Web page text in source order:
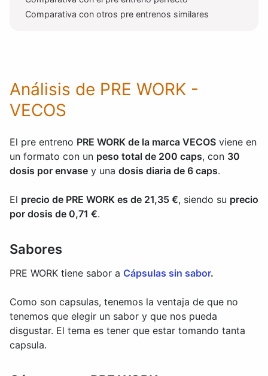
Comparativa con otros pre entrenos similares
Análisis de PRE WORK -
VECOS
El pre entreno PRE WORK de la marca VECOS viene en
un formato con un peso total de 200 caps, con 30
dosis por envase y una dosis diaria de 6 caps.
El precio de PRE WORK es de 21,35 €, siendo su precio
por dosis de 0,71 €.
Sabores
PRE WORK tiene sabor a Cápsulas sin sabor.
Como son capsulas, tenemos la ventaja de que no
tenemos que elegir un sabor y que nos pueda
disgustar. El tema es tener que estar tomando tanta
capsula.